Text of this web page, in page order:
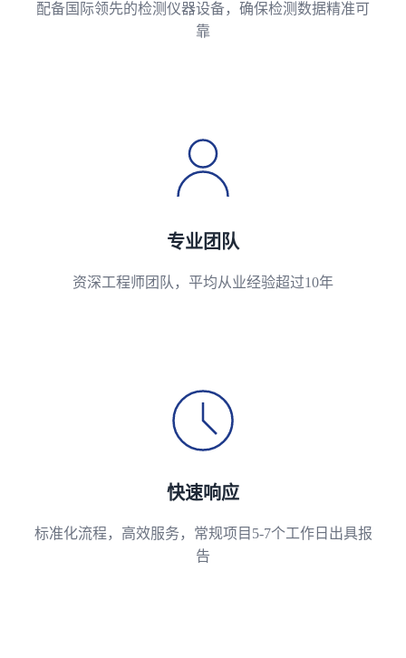
配备国际领先的检测仪器设备，确保检测数据精准可
靠
专业团队
资深工程师团队，平均从业经验超过10年
快速响应
标准化流程，高效服务，常规项目5-7个工作日出具报
告